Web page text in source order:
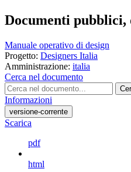
Documenti
Manuale operativo di design
Progetto: Designers Italia
Amministrazione: italia
Cerca nel documento
Informazioni
versione-corrente
Scarica
pdf
html